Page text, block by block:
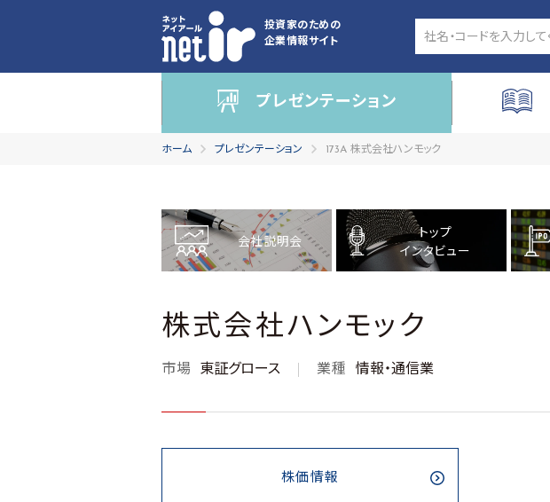
投資家のための
企業情報サイト
プレゼンテーション
ホーム プレゼンテーション 173A 株式会社ハンモック
会社説明会
トップ
インタビュー
株式会社ハンモック
市場 東証グロース 業種 情報・通信業
株価情報